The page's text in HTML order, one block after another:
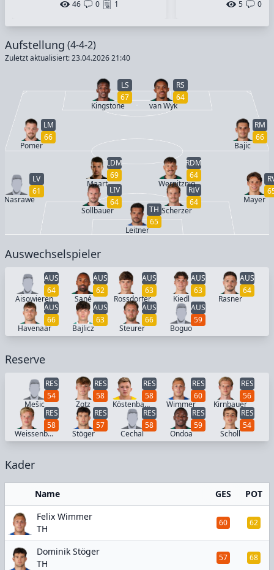
46 0 1 5 0
Aufstellung (4-4-2)
Zuletzt aktualisiert: 23.04.2026 21:40
TH
65
Leitner
Mayer
RIV
64
Scherzer
LIV
64
Sollbauer
LV
61
Nasrawe
RDM
64
Wernitznig
LDM
69
Maart
RM
66
Bajic
LM
66
Pomer
RS
64
van Wyk
LS
67
Kingstone
Auswechselspieler
AUS
64
Aisowieren
AUS
62
Sané
AUS
63
Rossdorfer
AUS
63
Kiedl
AUS
64
Rasner
AUS
66
Havenaar
AUS
63
Bajlicz
AUS
66
Steurer
AUS
59
Boguo
Reserve
RES
54
Mešic
RES
58
Zotz
RES
58
Köstenbauer
RES
60
Wimmer
RES
56
Kirnbauer
RES
58
Weissenbacher
RES
57
Stöger
RES
58
Cechal
RES
59
Ondoa
RES
54
Scholl
Kader
Name GES
POT
Felix Wimmer
TH
60 62
Dominik Stöger
TH
57 68